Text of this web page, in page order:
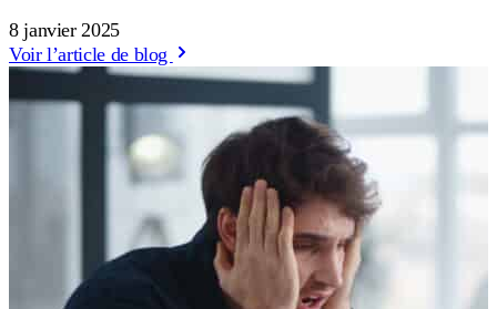
8 janvier 2025
Voir l’article de blog